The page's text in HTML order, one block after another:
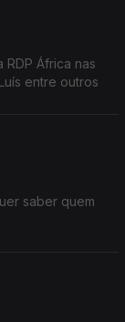
África nas
entre outros
saber quem